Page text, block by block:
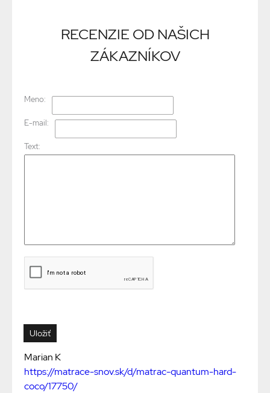
RECENZIE OD NAŠICH
ZÁKAZNÍKOV
Meno:
E-mail:
Text:
Marian K
https://matrace-snov.sk/d/matrac-quantum-hard-
coco/17750/